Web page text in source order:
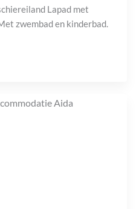
Lapad met
zwembad en kinderbad.